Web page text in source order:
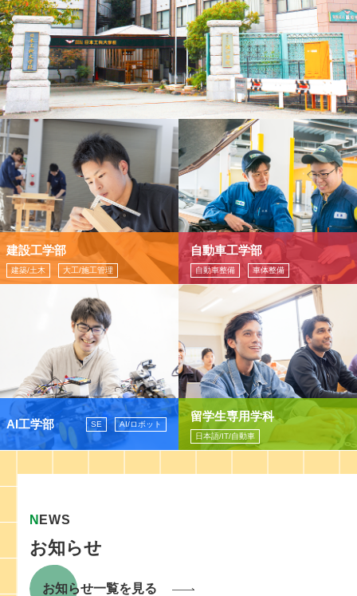
建設工学部
建築/土木 大工/施工管理
自動車工学部
自動車整備 車体整備
AI工学部 SE AI/ロボット
留学生専用学科
日本語/IT/自動車
N EWS
お知らせ
お知らせ一覧を見る